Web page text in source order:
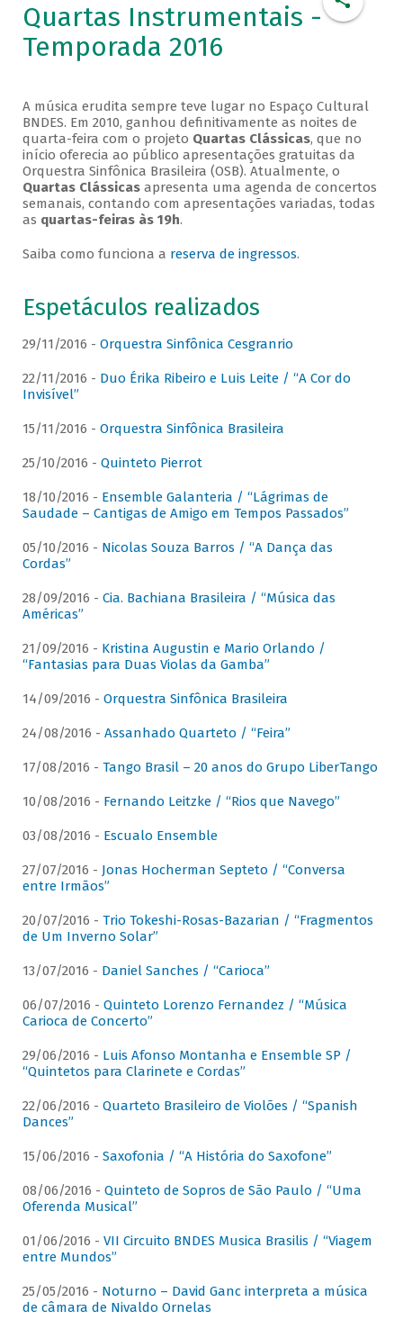
Quartas Instrumentais -
Temporada 2016
A música erudita sempre teve lugar no Espaço Cultural
BNDES. Em 2010, ganhou definitivamente as noites de
quarta-feira com o projeto Quartas Clássicas, que no
início oferecia ao público apresentações gratuitas da
Orquestra Sinfônica Brasileira (OSB). Atualmente, o
Quartas Clássicasapresenta uma agenda de concertos
semanais, contando com apresentações variadas, todas
as quartas-feiras às 19h.
Saiba como funciona a reserva de ingressos.
Espetáculos realizados
29/11/2016 - Orquestra Sinfônica Cesgranrio
22/11/2016 - Duo Érika Ribeiro e Luis Leite / “A Cor do
Invisível”
15/11/2016 - Orquestra Sinfônica Brasileira
25/10/2016 - Quinteto Pierrot
18/10/2016 - Ensemble Galanteria / “Lágrimas de
Saudade – Cantigas de Amigo em Tempos Passados”
05/10/2016 - Nicolas Souza Barros / “A Dança das
Cordas”
28/09/2016 - Cia. Bachiana Brasileira / “Música das
Américas”
21/09/2016 - Kristina Augustin e Mario Orlando /
“Fantasias para Duas Violas da Gamba”
14/09/2016 - Orquestra Sinfônica Brasileira
24/08/2016 - Assanhado Quarteto / “Feira”
17/08/2016 - Tango Brasil – 20 anos do Grupo LiberTango
10/08/2016 - Fernando Leitzke / “Rios que Navego”
03/08/2016 - Escualo Ensemble
27/07/2016 - Jonas Hocherman Septeto / “Conversa
entre Irmãos”
20/07/2016 - Trio Tokeshi-Rosas-Bazarian / “Fragmentos
de Um Inverno Solar”
13/07/2016 - Daniel Sanches / “Carioca”
06/07/2016 - Quinteto Lorenzo Fernandez / “Música
Carioca de Concerto”
29/06/2016 - Luis Afonso Montanha e Ensemble SP /
“Quintetos para Clarinete e Cordas”
22/06/2016 - Quarteto Brasileiro de Violões / “Spanish
Dances”
15/06/2016 - Saxofonia / “A História do Saxofone”
08/06/2016 - Quinteto de Sopros de São Paulo / “Uma
Oferenda Musical”
01/06/2016 - VII Circuito BNDES Musica Brasilis / “Viagem
entre Mundos”
25/05/2016 - Noturno – David Ganc interpreta a música
de câmara de Nivaldo Ornelas